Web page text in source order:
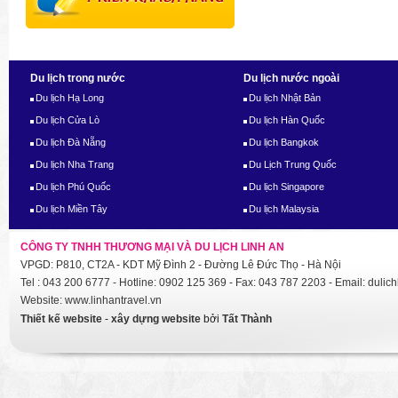
Du lịch trong nước
Du lịch Hạ Long
Du lịch Cửa Lò
Du lịch Đà Nẵng
Du lịch Nha Trang
Du lịch Phú Quốc
Du lịch Miền Tây
Du lịch nước ngoài
Du lịch Nhật Bản
Du lịch Hàn Quốc
Du lịch Bangkok
Du Lịch Trung Quốc
Du lịch Singapore
Du lịch Malaysia
CÔNG TY TNHH THƯƠNG MẠI VÀ DU LỊCH LINH AN
VPGD: P810, CT2A - KDT Mỹ Đình 2 - Đường Lê Đức Thọ - Hà Nội
Tel : 043 200 6777 - Hotline: 0902 125 369 - Fax: 043 787 2203 - Email:
Website: www.linhantravel.vn
Thiết kế website - xây dựng website bởi Tất Thành